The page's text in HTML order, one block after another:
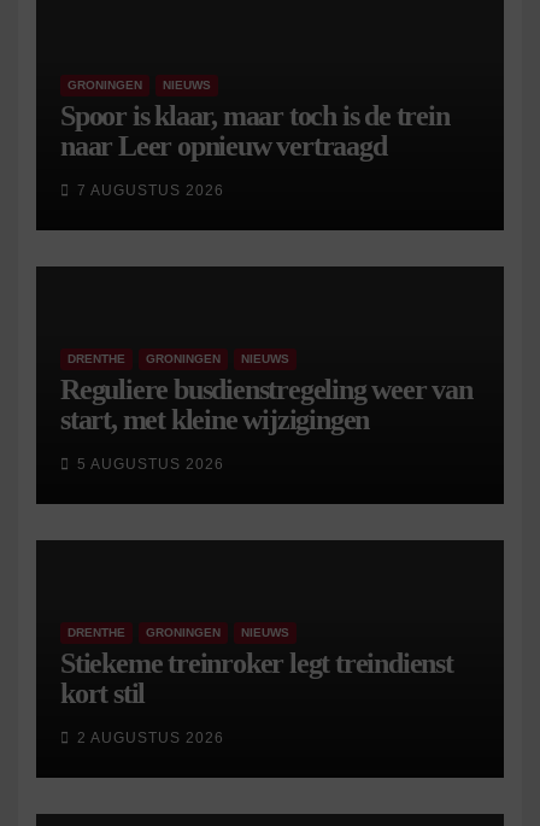
GRONINGEN NIEUWS
Spoor is klaar, maar toch is de trein
naar Leer opnieuw vertraagd
7 AUGUSTUS 2026
DRENTHE GRONINGEN NIEUWS
Reguliere busdienstregeling weer van
start, met kleine wijzigingen
5 AUGUSTUS 2026
DRENTHE GRONINGEN NIEUWS
Stiekeme treinroker legt treindienst
kort stil
2 AUGUSTUS 2026